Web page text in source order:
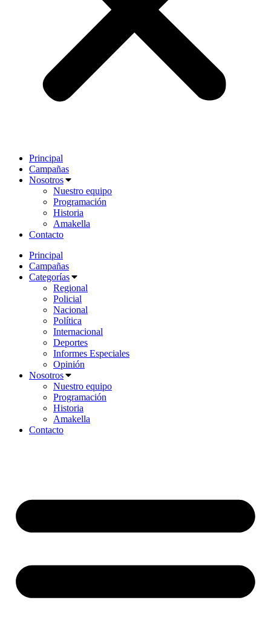
Principal
Campañas
Nosotros
Nuestro equipo
Programación
Historia
Amakella
Contacto
Principal
Campañas
Categorías
Regional
Policial
Nacional
Política
Internacional
Deportes
Informes Especiales
Opinión
Nosotros
Nuestro equipo
Programación
Historia
Amakella
Contacto